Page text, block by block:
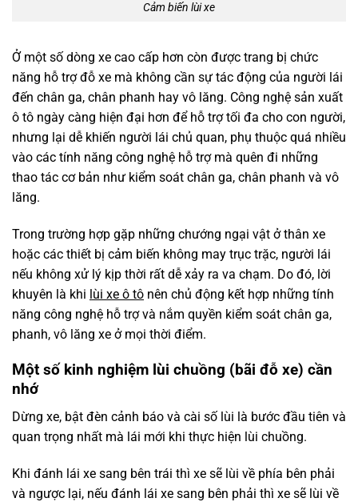
Cảm biến lùi xe
Ở một số dòng xe cao cấp hơn còn được trang bị chức
năng hỗ trợ đỗ xe mà không cần sự tác động của người lái
đến chân ga, chân phanh hay vô lăng. Công nghệ sản xuất
ô tô ngày càng hiện đại hơn để hỗ trợ tối đa cho con người,
nhưng lại dễ khiến người lái chủ quan, phụ thuộc quá nhiều
vào các tính năng công nghệ hỗ trợ mà quên đi những
thao tác cơ bản như kiểm soát chân ga, chân phanh và vô
lăng.
Trong trường hợp gặp những chướng ngại vật ở thân xe
hoặc các thiết bị cảm biến không may trục trặc, người lái
nếu không xử lý kịp thời rất dễ xảy ra va chạm. Do đó, lời
khuyên là khi lùi xe ô tô nên chủ động kết hợp những tính
năng công nghệ hỗ trợ và nắm quyền kiểm soát chân ga,
phanh, vô lăng xe ở mọi thời điểm.
Một số kinh nghiệm lùi chuồng (bãi đỗ xe) cần
nhớ
Dừng xe, bật đèn cảnh báo và cài số lùi là bước đầu tiên và
quan trọng nhất mà lái mới khi thực hiện lùi chuồng.
Khi đánh lái xe sang bên trái thì xe sẽ lùi về phía bên phải
và ngược lại, nếu đánh lái xe sang bên phải thì xe sẽ lùi về